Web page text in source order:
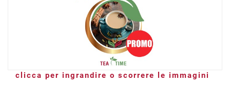
clicca per ingrandire o scorrere le immagini